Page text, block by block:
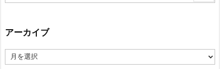
アーカイブ
ー